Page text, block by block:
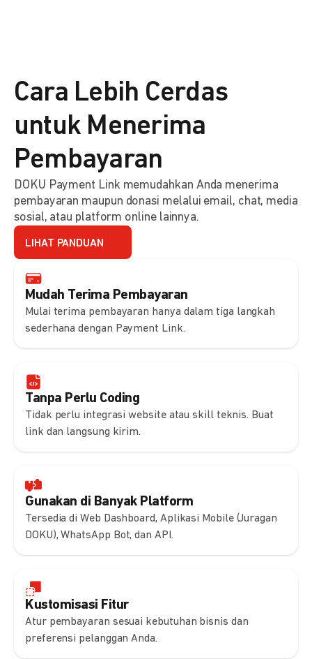
Mudah Terima Pembayaran
Mulai terima pembayaran hanya dalam tiga langkah
sederhana dengan Payment Link.
Tanpa Perlu Coding
Tidak perlu integrasi website atau skill teknis. Buat
link dan langsung kirim.
Gunakan di Banyak Platform
Tersedia di Web Dashboard, Aplikasi Mobile (Juragan
DOKU), WhatsApp Bot, dan API.
Kustomisasi Fitur
Atur pembayaran sesuai kebutuhan bisnis dan
preferensi pelanggan Anda.
Cara Lebih Cerdas
untuk Menerima
Pembayaran
DOKU Payment Link memudahkan Anda menerima
pembayaran maupun donasi melalui email, chat, media
sosial, atau platform online lainnya.
LIHAT PANDUAN